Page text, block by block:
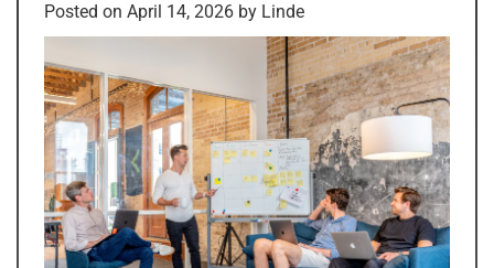
Posted on April 14, 2026 by Linde